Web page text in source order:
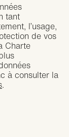
tant
l’usage,
de vos
Charte
à consulter la
.